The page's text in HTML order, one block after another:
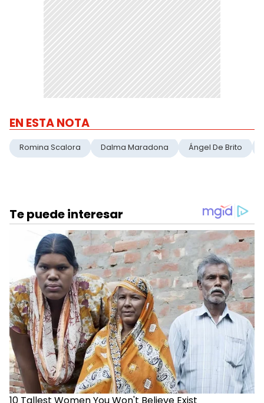
EN ESTA NOTA
Romina Scalora Dalma Maradona Ángel De Brito